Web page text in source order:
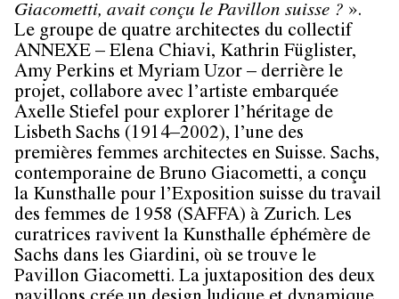
Giacometti, avait conçu le Pavillon suisse ? ».
Le groupe de quatre architectes du collectif
ANNEXE – Elena Chiavi, Kathrin Füglister,
Amy Perkins et Myriam Uzor – derrière le
projet, collabore avec l’artiste embarquée
Axelle Stiefel pour explorer l’héritage de
Lisbeth Sachs (1914–2002), l’une des
premières femmes architectes en Suisse. Sachs,
contemporaine de Bruno Giacometti, a conçu
la Kunsthalle pour l’Exposition suisse du travail
des femmes de 1958 (SAFFA) à Zurich. Les
curatrices ravivent la Kunsthalle éphémère de
Sachs dans les Giardini, où se trouve le
Pavillon Giacometti. La juxtaposition des deux